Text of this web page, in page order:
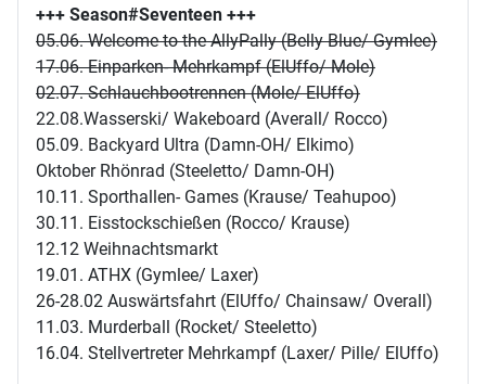
+++ Season#Seventeen +++
05.06. Welcome to the AllyPally (Belly Blue/ Gymlee)
17.06. Einparken- Mehrkampf (ElUffo/ Mole)
02.07. Schlauchbootrennen (Mole/ ElUffo)
22.08.Wasserski/ Wakeboard (Averall/ Rocco)
05.09. Backyard Ultra (Damn-OH/ Elkimo)
Oktober Rhönrad (Steeletto/ Damn-OH)
10.11. Sporthallen- Games (Krause/ Teahupoo)
30.11. Eisstockschießen (Rocco/ Krause)
12.12 Weihnachtsmarkt
19.01. ATHX (Gymlee/ Laxer)
26-28.02 Auswärtsfahrt (ElUffo/ Chainsaw/ Overall)
11.03. Murderball (Rocket/ Steeletto)
16.04. Stellvertreter Mehrkampf (Laxer/ Pille/ ElUffo)